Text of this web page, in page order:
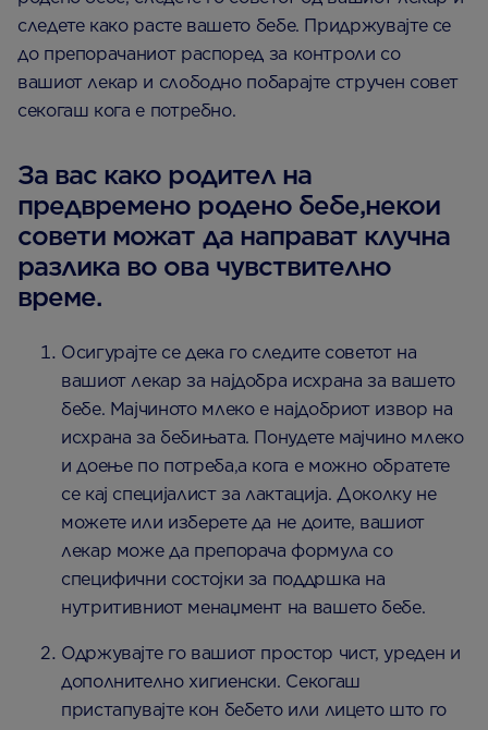
следете како расте вашето бебе. Придржувајте се
до препорачаниот распоред за контроли со
вашиот лекар и слободно побарајте стручен совет
секогаш кога е потребно.
За вас како родител на
предвремено родено бебе,некои
совети можат да направат клучна
разлика во ова чувствително
време.
Осигурајте се дека го следите советот на
вашиот лекар за најдобра исхрана за вашето
бебе. Мајчиното млеко е најдобриот извор на
исхрана за бебињата. Понудете мајчино млеко
и доење по потреба,а кога е можно обратете
се кај специјалист за лактација. Доколку не
можете или изберете да не доите, вашиот
лекар може да препорача формула со
специфични состојки за поддршка на
нутритивниот менаџмент на вашето бебе.
Одржувајте го вашиот простор чист, уреден и
дополнително хигиенски. Секогаш
пристапувајте кон бебето или лицето што го